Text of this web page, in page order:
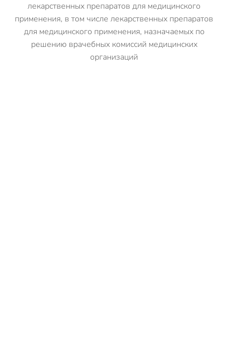
лекарственных препаратов для медицинского
применения, в том числе лекарственных препаратов
для медицинского применения, назначаемых по
решению врачебных комиссий медицинских
организаций